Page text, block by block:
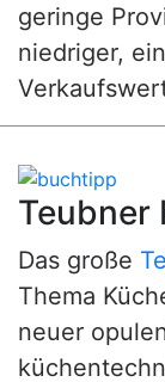
geringe
niedriger,
Teubner
Das große
Thema
neuer